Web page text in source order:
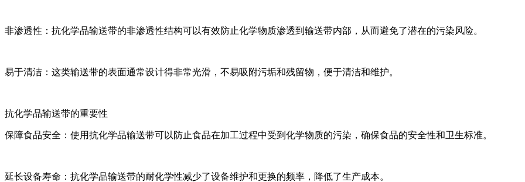
非渗透性：抗化学品输送带的非渗透性结构可以有效防止化学物质渗透到输送带内部，从而避免了潜在的污染风险。
易于清洁：这类输送带的表面通常设计得非常光滑，不易吸附污垢和残留物，便于清洁和维护。
抗化学品输送带的重要性
保障食品安全：使用抗化学品输送带可以防止食品在加工过程中受到化学物质的污染，确保食品的安全性和卫生标准。
延长设备寿命：抗化学品输送带的耐化学性减少了设备维护和更换的频率，降低了生产成本。